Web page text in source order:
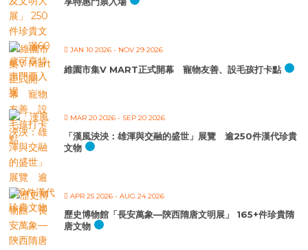
JAN 10 2026 - NOV 29 2026
維園市集V MART正式開幕 寵物友善、設毛孩打卡點
MAR 20 2026 - SEP 20 2026
「漢風泱泱：雄渾與交融的盛世」展覽 逾250件漢代珍貴
文物
APR 25 2026 - AUG 24 2026
歷史博物館「長安萬象—陝西隋唐文明展」 165+件珍貴隋
唐文物